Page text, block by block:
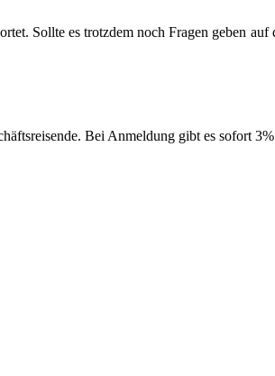
Sollte es trotzdem noch Fragen geben
Bei Anmeldung gibt es sofort